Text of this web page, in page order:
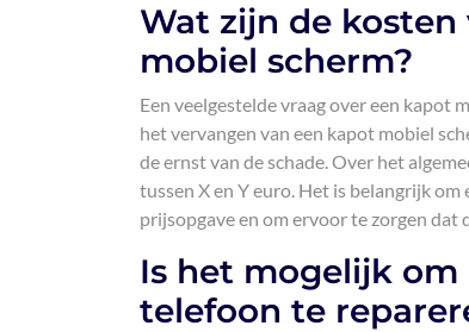
Wat zijn de
mobiel scherm?
Een veelgestelde vraag over een kapot
het vervangen van een kapot mobiel
de ernst van de schade. Over het
tussen X en Y euro. Het is belangrijk
prijsopgave en om ervoor te zorgen
Is het mogelijk
telefoon te